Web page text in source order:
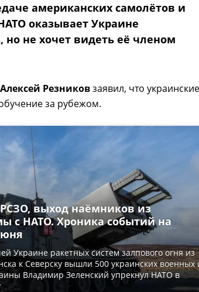
американских самолётов и
оказывает Украине
не хочет видеть её членом
Алексей Резниковзаявил, что украинские
за рубежом.
выход наёмников из
с НАТО. Хроника событий на
Украине ракетных систем залпового огня из
к Северску вышли 500 украинских военных
Владимир Зеленский упрекнул НАТО в